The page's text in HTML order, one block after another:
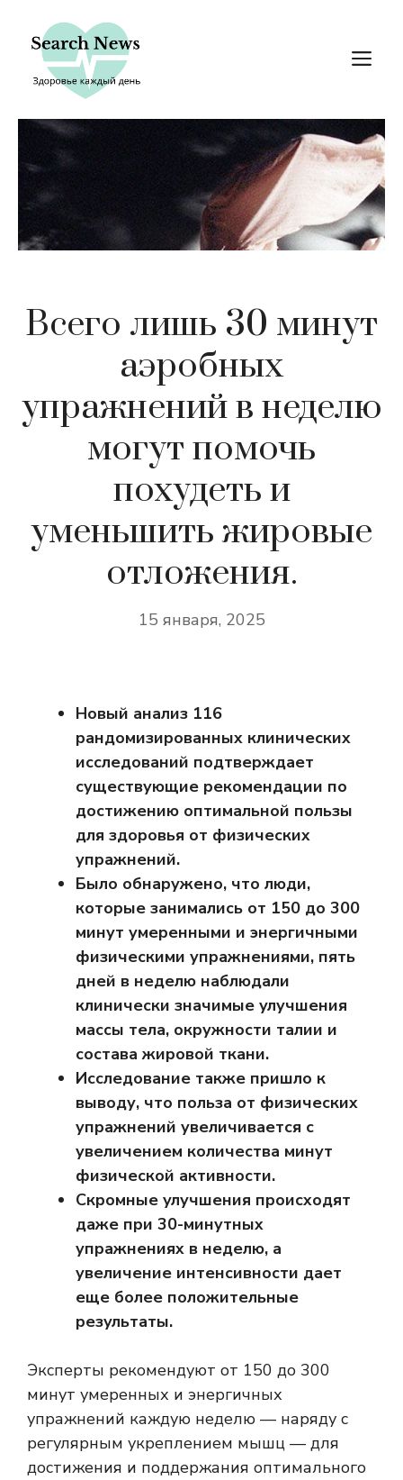
содержимому
Всего лишь 30 минут
аэробных
упражнений в неделю
могут помочь
похудеть и
уменьшить жировые
отложения.
15 января, 2025
Новый анализ 116
рандомизированных клинических
исследований подтверждает
существующие рекомендации по
достижению оптимальной пользы
для здоровья от физических
упражнений.
Было обнаружено, что люди,
которые занимались от 150 до 300
минут умеренными и энергичными
физическими упражнениями, пять
дней в неделю наблюдали
клинически значимые улучшения
массы тела, окружности талии и
состава жировой ткани.
Исследование также пришло к
выводу, что польза от физических
упражнений увеличивается с
увеличением количества минут
физической активности.
Скромные улучшения происходят
даже при 30-минутных
упражнениях в неделю, а
увеличение интенсивности дает
еще более положительные
результаты.
Эксперты рекомендуют от 150 до 300
минут умеренных и энергичных
упражнений каждую неделю — наряду с
регулярным укреплением мышц — для
достижения и поддержания оптимального